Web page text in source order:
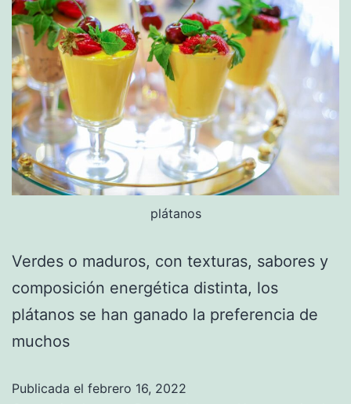
plátanos
Verdes o maduros, con texturas, sabores y
composición energética distinta, los
plátanos se han ganado la preferencia de
muchos
Publicada el febrero 16, 2022